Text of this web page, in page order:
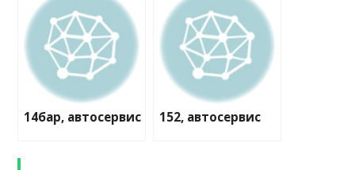
14бар, автосервис 152, автосервис